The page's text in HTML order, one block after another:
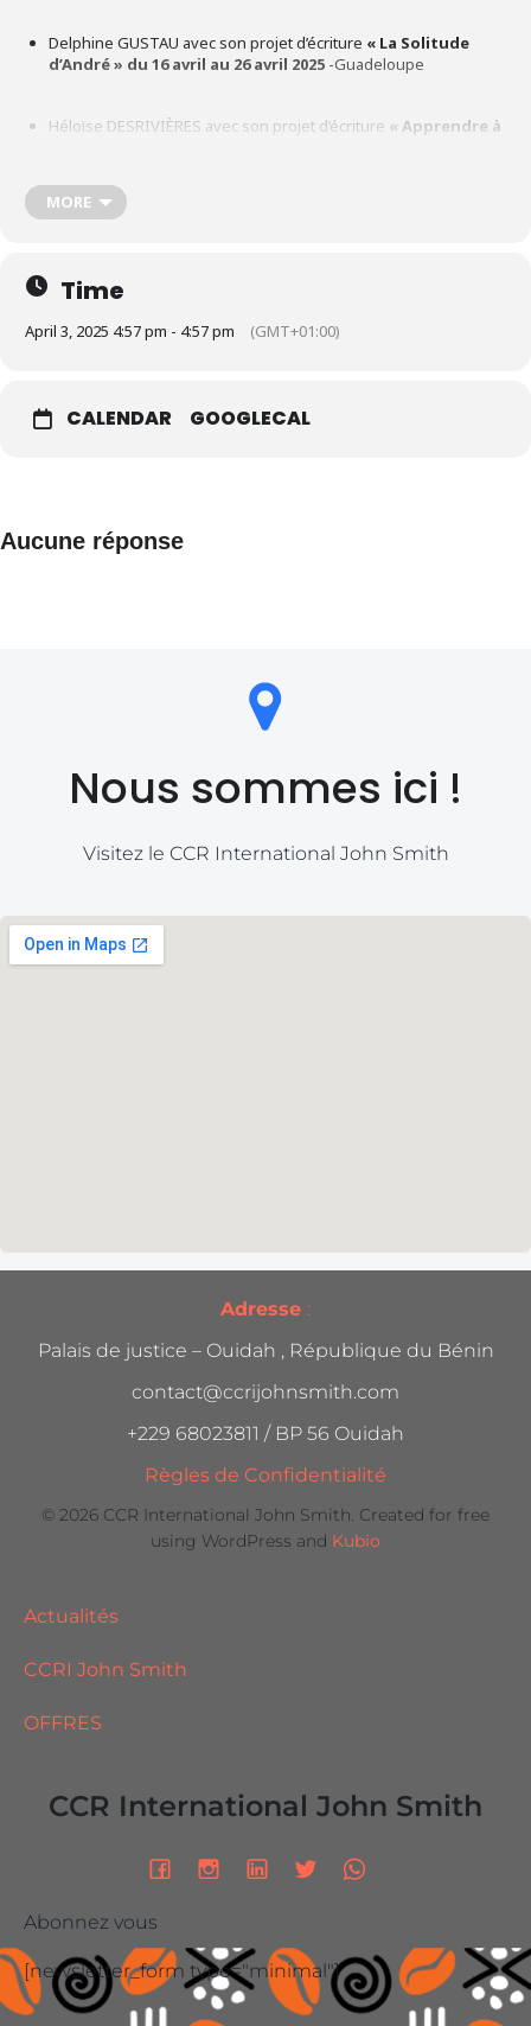
Delphine GUSTAU avec son projet d’écriture « La Solitude
d’André » du 16 avril au 26 avril 2025 -Guadeloupe
Héloïse DESRIVIÈRES avec son projet d’écriture « Apprendre à
Anyès NOEL avec son projet d’écriture
Création sonore avec Lélio PLOTTON
MORE
Time
April 3, 2025 4:57 pm - 4:57 pm (GMT+01:00)
CALENDAR GOOGLECAL
Aucune réponse
Nous sommes ici !
Visitez le CCR International John Smith
Adresse :
Palais de justice – Ouidah , République du Bénin
contact@ccrijohnsmith.com
+229 68023811 / BP 56 Ouidah
Règles de Confidentialité
© 2026 CCR International John Smith. Created for free
using WordPress and Kubio
Actualités
CCRI John Smith
OFFRES
CCR International John Smith
Abonnez vous
[newsletter_form type="minimal"]